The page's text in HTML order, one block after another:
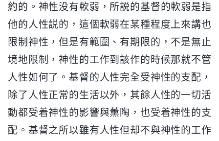
約的。神性没有軟弱，所説的基督的軟弱是指
他的人性説的，這個軟弱在某種程度上來講也
限制神性，但是有範圍、有期限的，不是無止
境地限制，神性的工作到該作的時候那就不管
人性如何了。基督的人性完全受神性的支配，
除了人性正常的生活以外，其餘人性的一切活
動都受着神性的影響與薰陶，也受着神性的支
配。基督之所以雖有人性但却不與神性的工作